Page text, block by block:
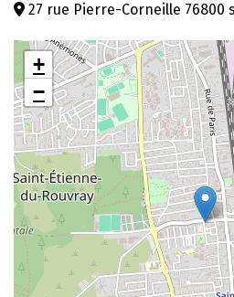
27 rue Pierre-Corneille
+
−